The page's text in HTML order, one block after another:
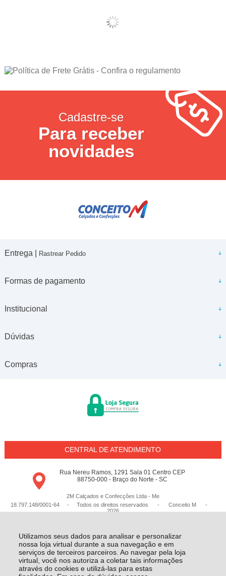
Utilizamos seus dados para analisar e personalizar
nossa loja virtual durante a sua navegação e em
serviços de terceiros parceiros. Ao navegar pela loja
virtual, você nos autoriza a coletar tais informações
através do cookies e utilizá-las para estas
Cadastre-se
Para receber
novidades
Entrega | Rastrear Pedido
Formas de pagamento
Institucional
Dúvidas
Compras
CENTRAL DE ATENDIMENTO
Rua Nereu Ramos, 1291 Sala 01 Centro CEP
88750-000 - Braço do Norte - SC
2M Calçados e Confecções Ltda - Me
18.797.148/0001-64 - Todos os direitos reservados
- Conceito M
-
2026